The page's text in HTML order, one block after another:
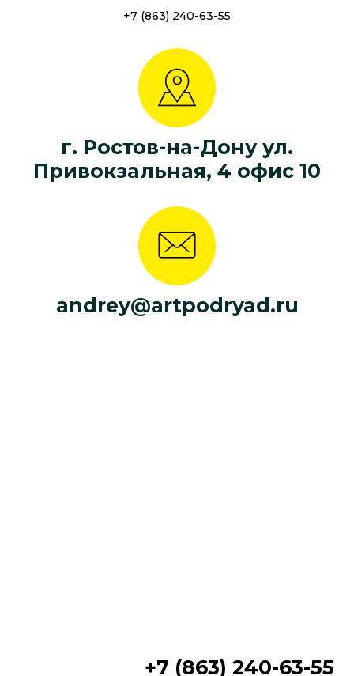
+7 (863) 240-63-55
г. Ростов-на-Дону ул.
Привокзальная, 4 офис 10
andrey@artpodryad.ru
+7 (863) 240-63-55